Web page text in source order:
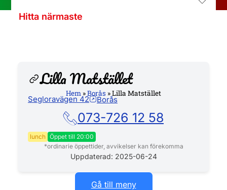
Hitta närmaste
Lilla Matstället
Hem »Borås »Lilla Matstället
Segloravägen 42 Borås
073-726 12 58
lunch Öppet till 20:00
Måndag 08:00 - 20:00
08:00 - 20:00
*ordinarie öppettider, avvikelser kan förekomma
Uppdaterad: 2025-06-24
Gå till meny